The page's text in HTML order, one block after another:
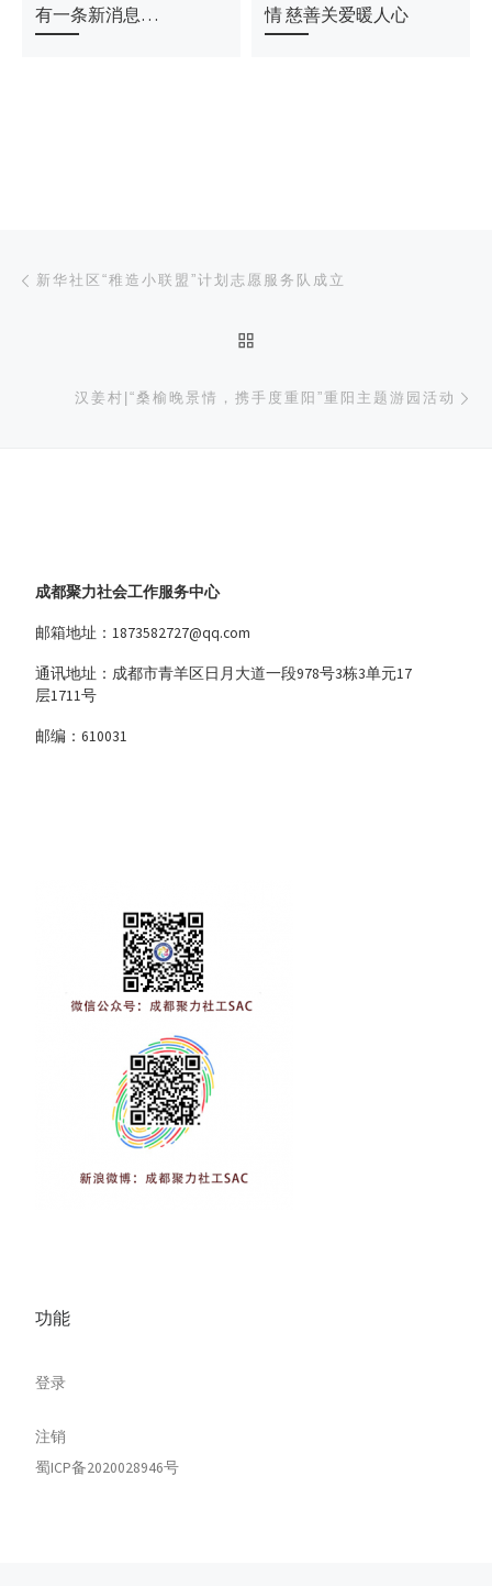
有一条新消息…
情 慈善关爱暖人心
文章导航
新华社区“稚造小联盟”计划志愿服务队成立
汉姜村|“桑榆晚景情，携手度重阳”重阳主题游园活动
成都聚力社会工作服务中心
邮箱地址：1873582727@qq.com
通讯地址：成都市青羊区日月大道一段978号3栋3单元17
层1711号
邮编：610031
功能
登录
注销
蜀ICP备2020028946号